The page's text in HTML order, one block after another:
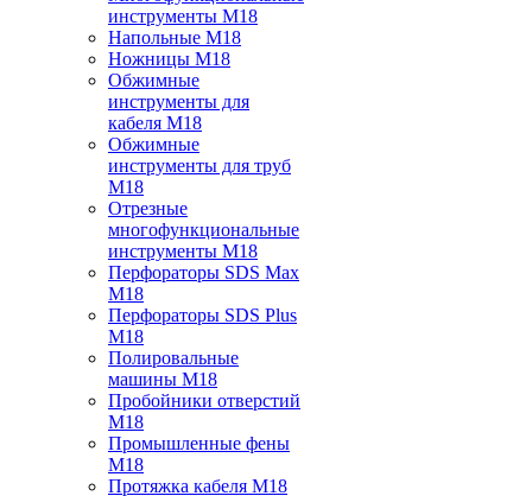
инструменты M18
Напольные M18
Ножницы M18
Обжимные
инструменты для
кабеля M18
Обжимные
инструменты для труб
M18
Отрезные
многофункциональные
инструменты M18
Перфораторы SDS Max
M18
Перфораторы SDS Plus
M18
Полировальные
машины M18
Пробойники отверстий
M18
Промышленные фены
M18
Протяжка кабеля M18